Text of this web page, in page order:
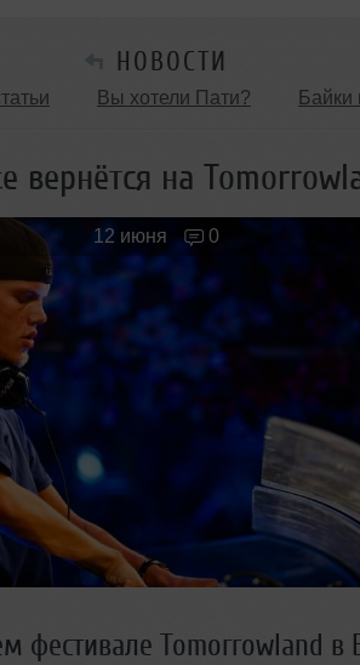
НОВОСТИ
Вы хотели Пати? Байки
стили Обзоры Вечеринок и
Мужчина & Женщина
вернётся на
12 июня 0
фестивале Tomorrowland в